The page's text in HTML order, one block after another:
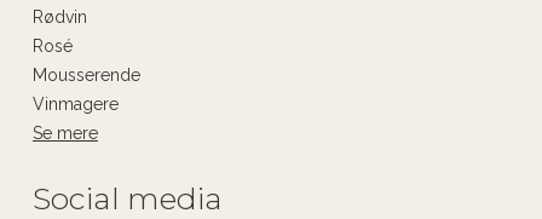
Rødvin
Rosé
Mousserende
Vinmagere
Se mere
Social media